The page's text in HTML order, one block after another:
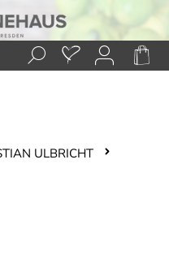
ULBRICHT